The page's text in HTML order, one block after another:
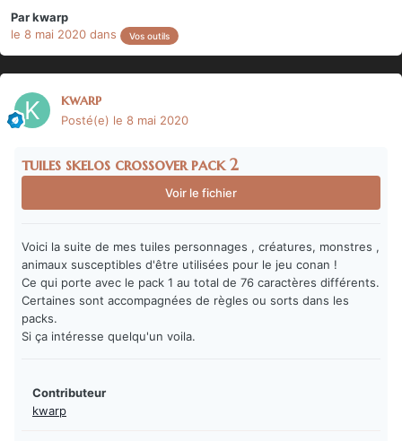
Parkwarp
le 8 mai 2020 dans Vos outils
kwarp
Posté(e) le 8 mai 2020
tuiles skelos crossover pack 2
Voir le fichier
Voici la suite de mes tuiles personnages , créatures, monstres ,
animaux susceptibles d'être utilisées pour le jeu conan !
Ce qui porte avec le pack 1 au total de 76 caractères différents.
Certaines sont accompagnées de règles ou sorts dans les
packs.
Si ça intéresse quelqu'un voila.
Contributeur
kwarp